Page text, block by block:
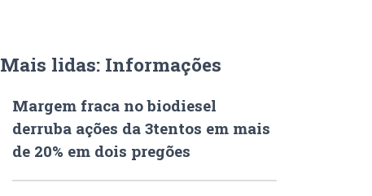
Mais lidas: Informações
Margem fraca no biodiesel
derruba ações da 3tentos em mais
de 20% em dois pregões